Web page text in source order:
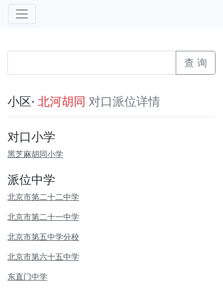
查 询
小区· 北河胡同 对口派位详情
对口小学
黑芝麻胡同小学
派位中学
北京市第二十二中学
北京市第二十一中学
北京市第五中学分校
北京市第六十五中学
东直门中学